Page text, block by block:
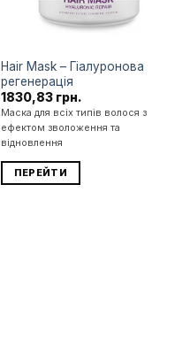
Hair Mask – Гіалуронова
регенерація
1830,83 грн.
Маска для всіх типів волося з
ефектом зволоження та
відновлення
ПЕРЕЙТИ